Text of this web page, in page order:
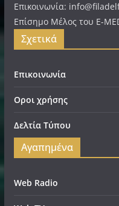
Επικοινωνία:
Επίσημο Μέλος του E-
Σχετικά
Επικοινωνία
Οροι χρήσης
Δελτία Τύπου
Αγαπημένα
Web Radio